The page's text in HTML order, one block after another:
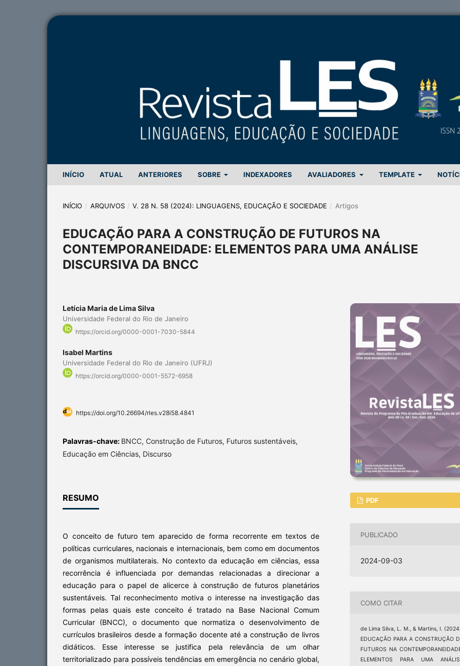
INÍCIO ATUAL ANTERIORES SOBRE INDEXADORES AVALIADORES TEMPLATE
INÍCIO / ARQUIVOS / V. 28 N. 58 (2024): LINGUAGENS, EDUCAÇÃO E SOCIEDADE / Artigos
EDUCAÇÃO PARA A CONSTRUÇÃO DE FUTUROS NA
CONTEMPORANEIDADE: ELEMENTOS PARA UMA ANÁLISE
DISCURSIVA DA BNCC
Letícia Maria de Lima Silva
Universidade Federal do Rio de Janeiro
https://orcid.org/0000-0001-7030-5844
Isabel Martins
Universidade Federal do Rio de Janeiro (UFRJ)
https://orcid.org/0000-0001-5572-6958
https://doi.org/10.26694/rles.v28i58.4841
Palavras-chave: BNCC, Construção de Futuros, Futuros sustentáveis,
Educação em Ciências, Discurso
RESUMO
O conceito de futuro tem aparecido de forma recorrente em textos de
políticas curriculares, nacionais e internacionais, bem como em documentos
de organismos multilaterais. No contexto da educação em ciências, essa
recorrência é influenciada por demandas relacionadas a direcionar a
educação para o papel de alicerce à construção de futuros planetários
sustentáveis. Tal reconhecimento motiva o interesse na investigação das
formas pelas quais este conceito é tratado na Base Nacional Comum
Curricular (BNCC), o documento que normatiza o desenvolvimento de
currículos brasileiros desde a formação docente até a construção de livros
didáticos. Esse interesse se justifica pela relevância de um olhar
territorializado para possíveis tendências em emergência no cenário global,
PDF
PUBLICADO
2024-09-03
COMO CITAR
de Lima Silva, L. M., & Martins, I.
EDUCAÇÃO PARA A CONSTRUÇÃO
FUTUROS NA
ELEMENTOS PARA UMA